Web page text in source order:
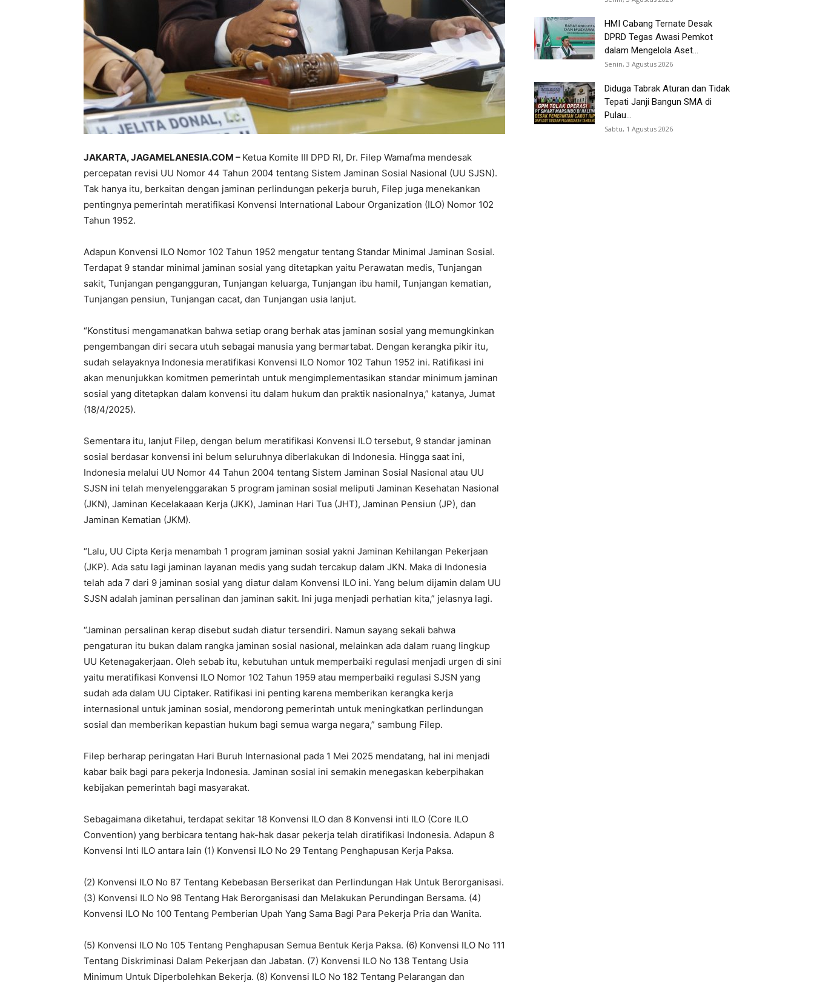
JAKARTA, JAGAMELANESIA.COM – Ketua Komite III DPD RI, Dr. Filep Wamafma mendesak
percepatan revisi UU Nomor 44 Tahun 2004 tentang Sistem Jaminan Sosial Nasional (UU SJSN).
Tak hanya itu, berkaitan dengan jaminan perlindungan pekerja buruh, Filep juga menekankan
pentingnya pemerintah meratifikasi Konvensi International Labour Organization (ILO) Nomor 102
Tahun 1952.
Adapun Konvensi ILO Nomor 102 Tahun 1952 mengatur tentang Standar Minimal Jaminan Sosial.
Terdapat 9 standar minimal jaminan sosial yang ditetapkan yaitu Perawatan medis, Tunjangan
sakit, Tunjangan pengangguran, Tunjangan keluarga, Tunjangan ibu hamil, Tunjangan kematian,
Tunjangan pensiun, Tunjangan cacat, dan Tunjangan usia lanjut.
“Konstitusi mengamanatkan bahwa setiap orang berhak atas jaminan sosial yang memungkinkan
pengembangan diri secara utuh sebagai manusia yang bermartabat. Dengan kerangka pikir itu,
sudah selayaknya Indonesia meratifikasi Konvensi ILO Nomor 102 Tahun 1952 ini. Ratifikasi ini
akan menunjukkan komitmen pemerintah untuk mengimplementasikan standar minimum jaminan
sosial yang ditetapkan dalam konvensi itu dalam hukum dan praktik nasionalnya,” katanya, Jumat
(18/4/2025).
Sementara itu, lanjut Filep, dengan belum meratifikasi Konvensi ILO tersebut, 9 standar jaminan
sosial berdasar konvensi ini belum seluruhnya diberlakukan di Indonesia. Hingga saat ini,
Indonesia melalui UU Nomor 44 Tahun 2004 tentang Sistem Jaminan Sosial Nasional atau UU
SJSN ini telah menyelenggarakan 5 program jaminan sosial meliputi Jaminan Kesehatan Nasional
(JKN), Jaminan Kecelakaaan Kerja (JKK), Jaminan Hari Tua (JHT), Jaminan Pensiun (JP), dan
Jaminan Kematian (JKM).
“Lalu, UU Cipta Kerja menambah 1 program jaminan sosial yakni Jaminan Kehilangan Pekerjaan
(JKP). Ada satu lagi jaminan layanan medis yang sudah tercakup dalam JKN. Maka di Indonesia
telah ada 7 dari 9 jaminan sosial yang diatur dalam Konvensi ILO ini. Yang belum dijamin dalam UU
SJSN adalah jaminan persalinan dan jaminan sakit. Ini juga menjadi perhatian kita,” jelasnya lagi.
“Jaminan persalinan kerap disebut sudah diatur tersendiri. Namun sayang sekali bahwa
pengaturan itu bukan dalam rangka jaminan sosial nasional, melainkan ada dalam ruang lingkup
UU Ketenagakerjaan. Oleh sebab itu, kebutuhan untuk memperbaiki regulasi menjadi urgen di sini
yaitu meratifikasi Konvensi ILO Nomor 102 Tahun 1959 atau memperbaiki regulasi SJSN yang
sudah ada dalam UU Ciptaker. Ratifikasi ini penting karena memberikan kerangka kerja
internasional untuk jaminan sosial, mendorong pemerintah untuk meningkatkan perlindungan
sosial dan memberikan kepastian hukum bagi semua warga negara,” sambung Filep.
Filep berharap peringatan Hari Buruh Internasional pada 1 Mei 2025 mendatang, hal ini menjadi
kabar baik bagi para pekerja Indonesia. Jaminan sosial ini semakin menegaskan keberpihakan
kebijakan pemerintah bagi masyarakat.
Sebagaimana diketahui, terdapat sekitar 18 Konvensi ILO dan 8 Konvensi inti ILO (Core ILO
Convention) yang berbicara tentang hak-hak dasar pekerja telah diratifikasi Indonesia. Adapun 8
Konvensi Inti ILO antara lain (1) Konvensi ILO No 29 Tentang Penghapusan Kerja Paksa.
(2) Konvensi ILO No 87 Tentang Kebebasan Berserikat dan Perlindungan Hak Untuk Berorganisasi.
(3) Konvensi ILO No 98 Tentang Hak Berorganisasi dan Melakukan Perundingan Bersama. (4)
Konvensi ILO No 100 Tentang Pemberian Upah Yang Sama Bagi Para Pekerja Pria dan Wanita.
(5) Konvensi ILO No 105 Tentang Penghapusan Semua Bentuk Kerja Paksa. (6) Konvensi ILO No 111
Tentang Diskriminasi Dalam Pekerjaan dan Jabatan. (7) Konvensi ILO No 138 Tentang Usia
Minimum Untuk Diperbolehkan Bekerja. (8) Konvensi ILO No 182 Tentang Pelarangan dan
HMI Cabang Ternate Desak
DPRD Tegas Awasi Pemkot
dalam Mengelola Aset...
Senin, 3 Agustus 2026
Diduga Tabrak Aturan dan Tidak
Tepati Janji Bangun SMA di
Pulau...
Sabtu, 1 Agustus 2026